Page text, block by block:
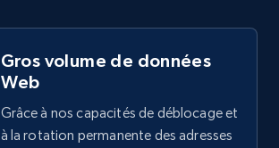
Gros volume de données
Web
Grâce à nos capacités de déblocage et
à la rotation permanente des adresses